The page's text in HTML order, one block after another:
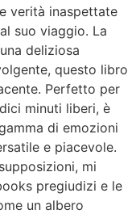
verità inaspettate
suo viaggio. La
deliziosa
questo libro
Perfetto per
minuti liberi, è
di emozioni
e piacevole.
mi
pregiudizi e le
un albero